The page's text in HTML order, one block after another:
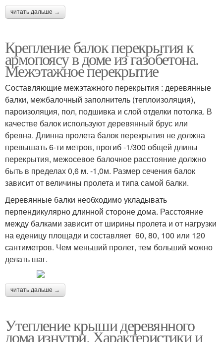
читать дальше →
Крепление балок перекрытия к
армопоясу в доме из газобетона.
Межэтажное перекрытие
Составляющие межэтажного перекрытия : деревянные
балки, межбалочный заполнитель (теплоизоляция),
пароизоляция, пол, подшивка и слой отделки потолка. В
качестве балок используют деревянный брус или
бревна. Длинна пролета балок перекрытия не должна
превышать 6-ти метров, прогиб -1/300 общей длины
перекрытия, межосевое балочное расстояние должно
быть в пределах 0,6 м. -1,0м. Размер сечения балок
зависит от величины пролета и типа самой балки.
Деревянные балки необходимо укладывать
перпендикулярно длинной стороне дома. Расстояние
между балками зависит от ширины пролета и от нагрузки
на еденицу площади и составляет 60, 80, 100 или 120
сантиметров. Чем меньший пролет, тем больший можно
делать шаг.
читать дальше →
Утепление крыши деревянного
дома изнутри. Характеристики и